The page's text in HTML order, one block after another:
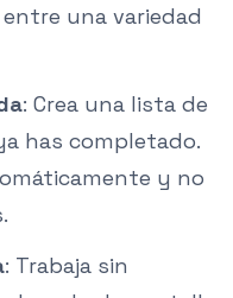
una variedad
: Crea una lista de
has completado.
y no
: Trabaja sin